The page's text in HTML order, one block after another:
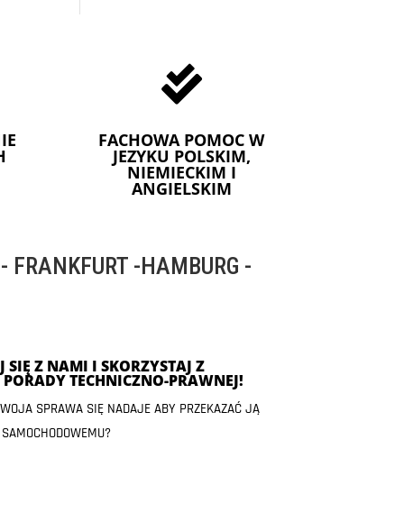

FACHOWA POMOC W
JEZYKU POLSKIM,
NIEMIECKIM I
ANGIELSKIM
FRANKFURT -HAMBURG -
SIĘ Z NAMI I SKORZYSTAJ Z
TECHNICZNO-PRAWNEJ!
SPRAWA SIĘ NADAJE ABY PRZEKAZAĆ JĄ